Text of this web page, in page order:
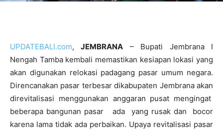
UPDATEBALI.com,JEMBRANA – Bupati Jembrana I
Nengah Tamba kembali memastikan kesiapan lokasi yang
akan digunakan relokasi padagang pasar umum negara.
Direncanakan pasar terbesar dikabupaten Jembrana akan
direvitalisasi menggunakan anggaran pusat mengingat
beberapa bangunan pasar ada yang rusak dan bocor
karena lama tidak ada perbaikan. Upaya revitalisasi pasar